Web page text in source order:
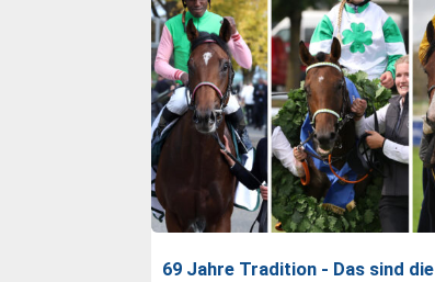
69 Jahre Tradition - Das sind die